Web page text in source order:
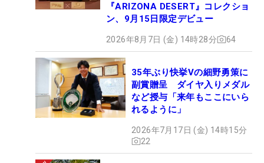
『ARIZONA DESERT』コレクショ
ン、9月15日限定デビュー
2026年8月7日 (金) 14時28分 64
35年ぶり快挙Vの細野勇策に
副賞贈呈 ダイヤ入りメダル
など授与「来年もここにいら
れるように」
2026年7月17日 (金) 14時15分
22